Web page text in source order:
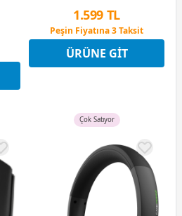
1.599 TL
Peşin Fiyatına 3 Taksit
12 Ay x 188 TL taksitle
Peşin Fiyatına 3 Taksit
ÜRÜNE GIT
Çok Satıyor